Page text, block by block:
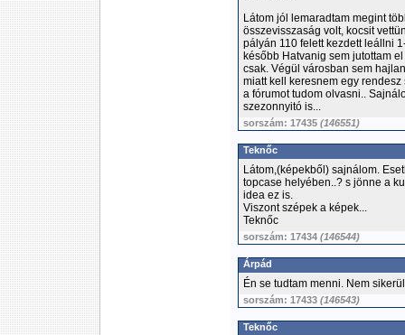
Látom jól lemaradtam megint
összevisszaság volt, kocsit
pályán 110 felett kezdett leállni
később Hatvanig sem jutottam
csak. Végül városban sem
miatt kell keresnem egy
a fórumot tudom olvasni..
szezonnyitó is...
sorszám: 17435 (146551)
Teknőc
Látom,(képekből) sajnálom.
topcase helyében..? s jönne a
idea ez is.
Viszont szépek a képek...
Teknőc
sorszám: 17434 (146544)
Árpád
Én se tudtam menni. Nem
sorszám: 17433 (146543)
Teknőc